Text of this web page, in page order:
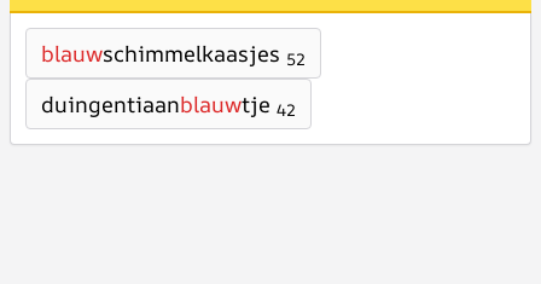
blauwschimmelkaasjes 52
duingentiaanblauwtje 42